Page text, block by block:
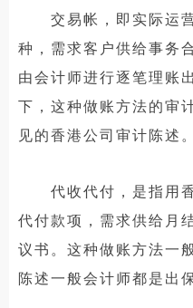
交易帐，即实际运营
种，需求客户供给事务
由会计师进行逐笔理账
下，这种做账方法的审
见的香港公司审计陈述。
代收代付，是指用香
代付款项，需求供给月
议书。这种做账方法一
陈述一般会计师都是出